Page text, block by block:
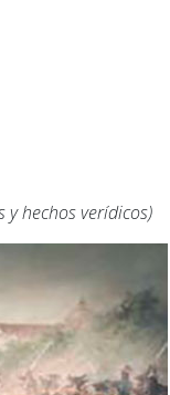
hechos verídicos)